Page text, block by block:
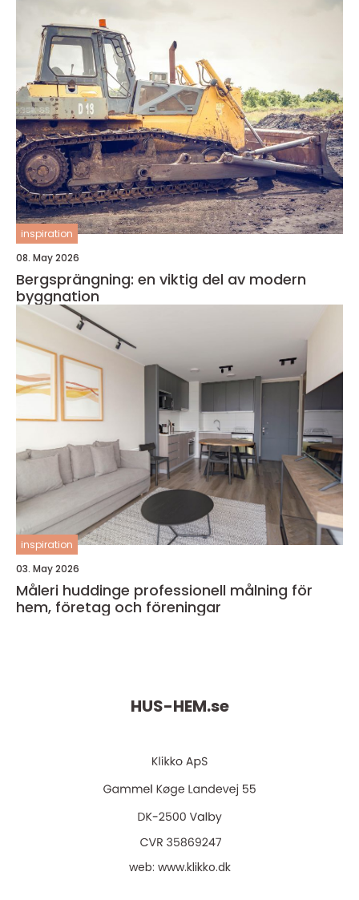
inspiration
08. May 2026
Bergsprängning: en viktig del av modern
byggnation
inspiration
03. May 2026
Måleri huddinge professionell målning för
hem, företag och föreningar
HUS-HEM.se
web: www.klikko.dk